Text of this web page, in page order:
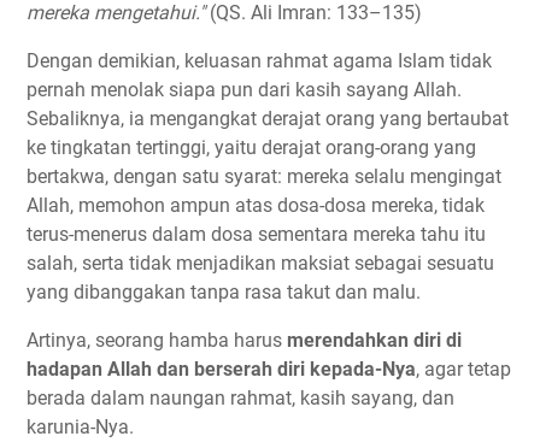
mereka mengetahui."(QS. Ali Imran: 133–135)
Dengan demikian, keluasan rahmat agama Islam tidak
pernah menolak siapa pun dari kasih sayang Allah.
Sebaliknya, ia mengangkat derajat orang yang bertaubat
ke tingkatan tertinggi, yaitu derajat orang-orang yang
bertakwa, dengan satu syarat: mereka selalu mengingat
Allah, memohon ampun atas dosa-dosa mereka, tidak
terus-menerus dalam dosa sementara mereka tahu itu
salah, serta tidak menjadikan maksiat sebagai sesuatu
yang dibanggakan tanpa rasa takut dan malu.
Artinya, seorang hamba harus merendahkan diri di
hadapan Allah dan berserah diri kepada-Nya, agar tetap
berada dalam naungan rahmat, kasih sayang, dan
karunia-Nya.